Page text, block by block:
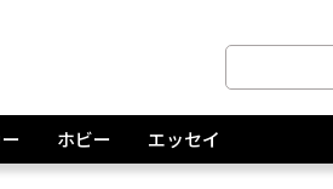
ホビー エッセイ